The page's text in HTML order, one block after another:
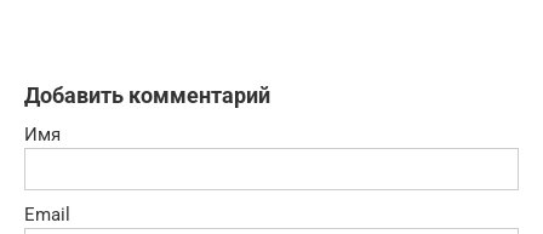
Добавить комментарий
Имя
Email